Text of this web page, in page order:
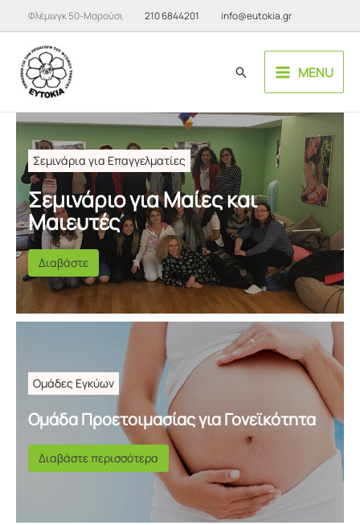
Μετάβαση
στο
περιεχόμενο
Φλέμινγκ 50-Μαρούσι 210 6844201 info@eutokia.gr
ΑναζήτησηMENU
Σεμινάρια για Επαγγελματίες
Σεμινάριο για Μαίες και
Μαιευτές
Διαβάστε
Ομάδες Εγκύων
Ομάδα Προετοιμασίας για Γονεϊκότητα
Διαβάστε περισσότερα